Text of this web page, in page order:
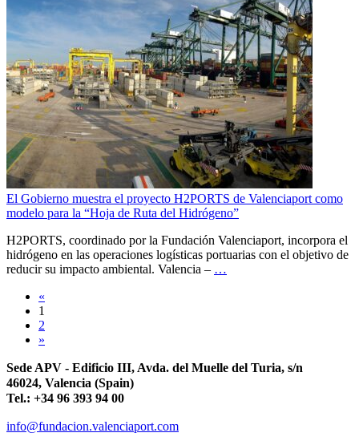
El Gobierno muestra el proyecto H2PORTS de Valenciaport como
modelo para la “Hoja de Ruta del Hidrógeno”
H2PORTS, coordinado por la Fundación Valenciaport, incorpora el
hidrógeno en las operaciones logísticas portuarias con el objetivo de
reducir su impacto ambiental. Valencia – …
«
1
2
»
Sede APV - Edificio III, Avda. del Muelle del Turia, s/n
46024, Valencia (Spain)
Tel.: +34 96 393 94 00
info@fundacion.valenciaport.com